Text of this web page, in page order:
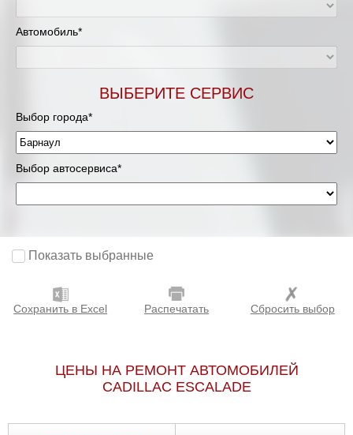
Автомобиль*
ВЫБЕРИТЕ СЕРВИС
Выбор города*
Выбор автосервиса*
Показать выбранные
Сохранить в Excel Распечатать Сбросить выбор
ЦЕНЫ НА РЕМОНТ АВТОМОБИЛЕЙ
CADILLAC ESCALADE